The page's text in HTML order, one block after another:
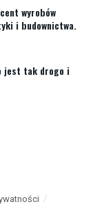
wyrobów
i budownictwa.
jest tak drogo i